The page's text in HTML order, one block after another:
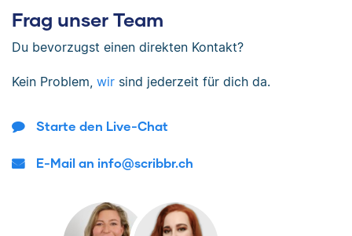
Frag unser Team
Du bevorzugst einen direkten Kontakt?
Kein Problem, wir sind jederzeit für dich da.
Starte den Live-Chat
E-Mail an info@scribbr.ch